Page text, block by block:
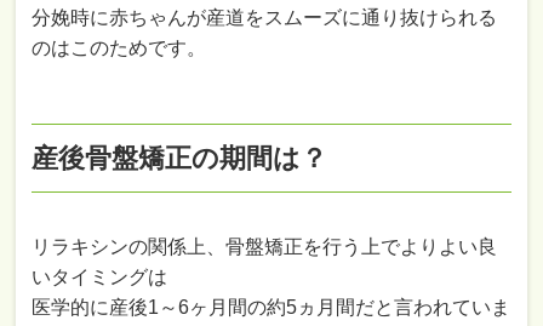
分娩時に赤ちゃんが産道をスムーズに通り抜けられる
のはこのためです。
産後骨盤矯正の期間は？
リラキシンの関係上、骨盤矯正を行う上でよりよい良
いタイミングは
医学的に産後1～6ヶ月間の約5ヵ月間だと言われていま